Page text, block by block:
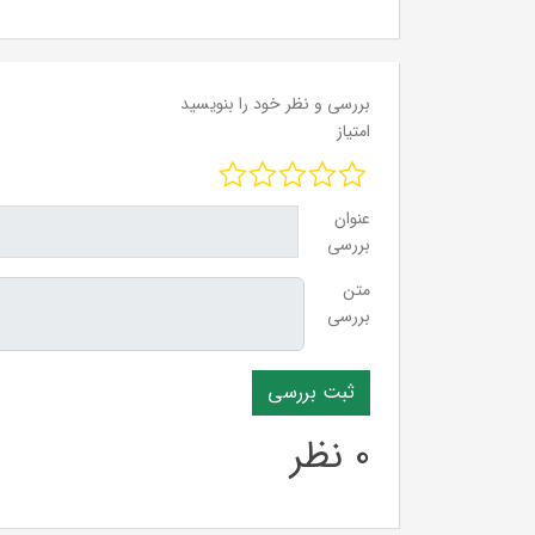
بررسی و نظر خود را بنویسید
امتیاز
عنوان
بررسی
متن
بررسی
0 نظر